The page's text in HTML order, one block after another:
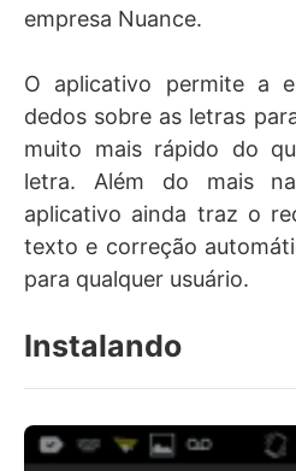
empresa Nuance.
O aplicativo permite a
dedos sobre as letras
muito mais rápido do
letra. Além do mais
aplicativo ainda traz o
texto e correção
para qualquer usuário.
Instalando